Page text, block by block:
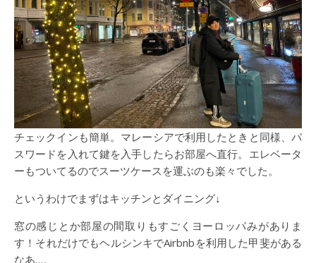
チェックインも簡単。マレーシアで利用したときと同様、パ
スワードを入れて鍵を入手したらお部屋へ直行。エレベータ
ーもついてるのでスーツケースを運ぶのも楽々でした。
というわけでまずはキッチンとダイニング↓
窓の感じとか部屋の間取りもすごくヨーロッパみがありま
す！それだけでもヘルシンキでAirbnbを利用した甲斐がある
なあ…。